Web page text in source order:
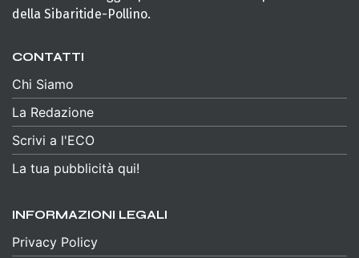
della Sibaritide-Pollino.
CONTATTI
Chi Siamo
La Redazione
Scrivi a l'ECO
La tua pubblicità qui!
INFORMAZIONI LEGALI
Privacy Policy